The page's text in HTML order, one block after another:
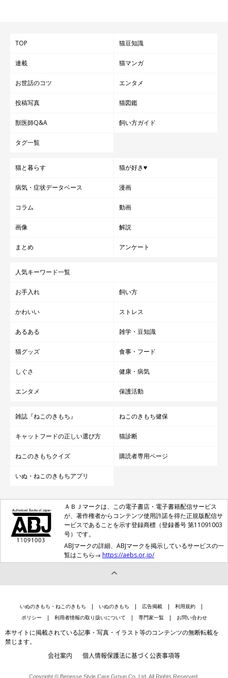
TOP 猫豆知識
連載 猫マンガ
お世話のコツ エンタメ
投稿写真 猫図鑑
獣医師Q&A 飼い方ガイド
タグ一覧
猫と暮らす 猫が好き♥
病気・症状データベース 漫画
コラム 動画
画像 解説
まとめ アンケート
人気キーワード一覧
お手入れ 飼い方
かわいい ストレス
あるある 雑学・豆知識
猫グッズ 食事・フード
しぐさ 健康・病気
エンタメ 保護活動
雑誌『ねこのきもち』 ねこのきもち健保
キャットフードの正しい選び方 猫診断
ねこのきもちクイズ 購読者専用ページ
いぬ・ねこのきもちアプリ
ＡＢＪマークは、この電子書店・電子書籍配信サービス
が、著作権者からコンテンツ使用許諾を得た正規版配信サ
ービスであることを示す登録商標（登録番号 第11091003
号）です。
ABJマークの詳細、ABJマークを掲示しているサービスの一
覧はこちら→ https://aebs.or.jp/
いぬのきもち・ねこのきもち いぬのきもち 広告掲載
利用規約
ポリシー
利用者情報の取り扱いについて 専門家一覧 お問い合わせ
本サイトに掲載されている記事・写真・イラスト等のコンテンツの無断転載を
禁じます。
会社案内 個人情報保護法に基づく公表事項等
Copyright © Benesse Style Care Group Co.,Ltd. All Rights Reserved.